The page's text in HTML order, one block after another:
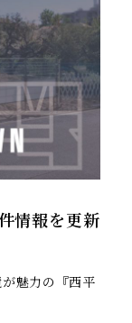
情報を更新
魅力の『西平